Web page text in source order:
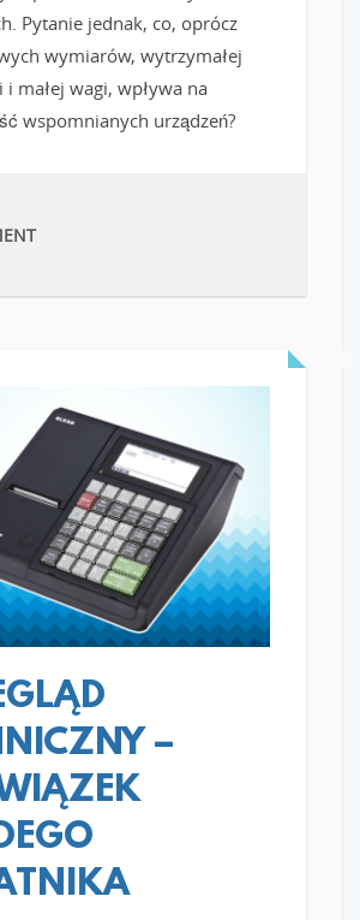
Pytanie jednak, co, oprócz
wymiarów, wytrzymałej
małej wagi, wpływa na
wspomnianych urządzeń?
READ MORE
–